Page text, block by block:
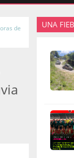
de
UNA